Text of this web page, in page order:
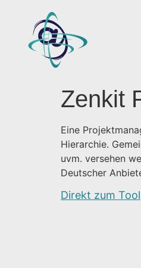
Zenkit
Eine
Hierarchie.
uvm. versehen
Deutscher
Direkt zum Tool